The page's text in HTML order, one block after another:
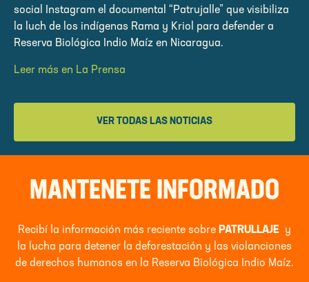
social Instagram el documental “Patrujalle” que visibiliza
la luch de los indígenas Rama y Kriol para defender a
Reserva Biológica Indio Maíz en Nicaragua.
Leer más en La Prensa
VER TODAS LAS NOTICIAS
MANTENETE INFORMADO
Recibí la información más reciente sobre PATRULLAJE y
la lucha para detener la deforestación y las violanciones
de derechos humanos en la Reserva Biológica Indio Maíz.